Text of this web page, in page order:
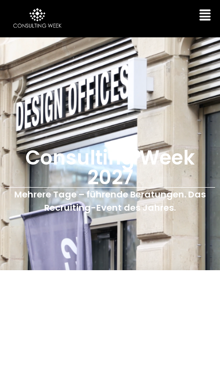
Consulting Week
2027
Mehrere Tage – führende Beratungen. Das
Recruiting-Event des Jahres.